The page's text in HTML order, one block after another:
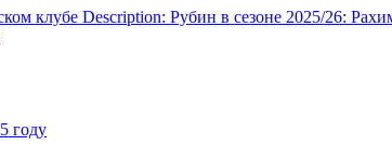
клубе Description: Рубин в сезоне 2025/26:
году